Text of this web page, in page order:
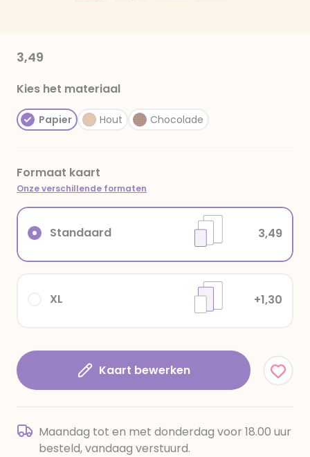
3,49
Kies het materiaal
Papier Hout Chocolade
Formaat kaart
Onze verschillende formaten
XL +1,30
Standaard 3,49
Kaart bewerken
Maandag tot en met donderdag voor 18.00 uur
besteld, vandaag verstuurd.